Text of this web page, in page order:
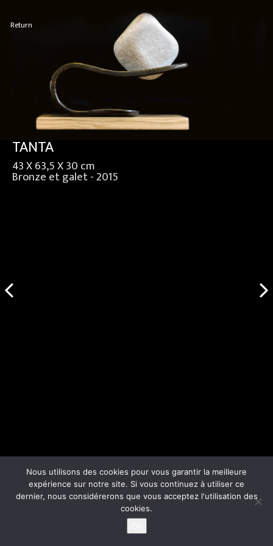
Return
TANTA
43 X 63,5 X 30 cm
Bronze et galet - 2015
Nous utilisons des cookies pour vous garantir la meilleure
expérience sur notre site. Si vous continuez à utiliser ce
dernier, nous considérerons que vous acceptez l'utilisation des
cookies.